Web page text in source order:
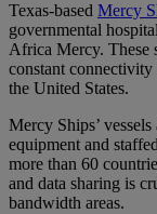
Texas-based Mercy
governmental
Africa Mercy. These
constant
the United States.
Mercy Ships’
equipment and
more than 60
and data sharing is
bandwidth areas.